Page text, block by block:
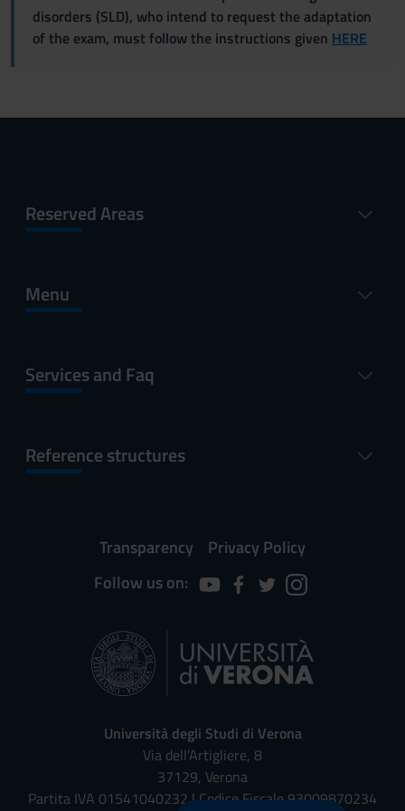
disorders (SLD), who intend to request the adaptation
of the exam, must follow the instructions given HERE
Reserved Areas
Menu
Services and Faq
Reference structures
Transparency
Privacy Policy
Follow us on:
Università degli Studi di Verona
Via dell'Artigliere, 8
37129, Verona
Partita IVA 01541040232 | Codice Fiscale 93009870234